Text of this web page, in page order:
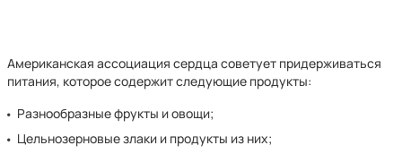
Американская ассоциация сердца советует придерживаться
питания, которое содержит следующие продукты:
Разнообразные фрукты и овощи;
Цельнозерновые злаки и продукты из них;